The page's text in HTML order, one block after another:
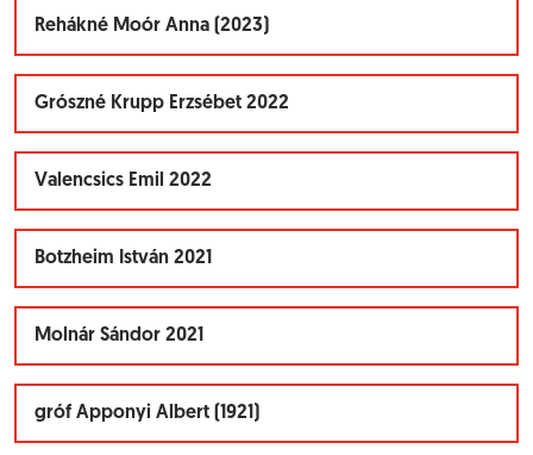
Rehákné Moór Anna (2023)
Grószné Krupp Erzsébet 2022
Valencsics Emil 2022
Botzheim István 2021
Molnár Sándor 2021
gróf Apponyi Albert (1921)